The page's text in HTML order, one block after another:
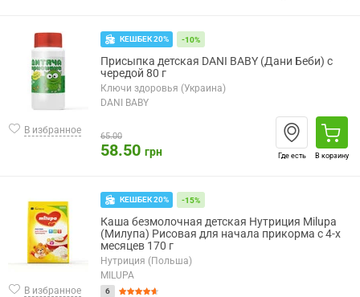
В избранное
КЕШБЕК 20% -10%
Присыпка детская DANI BABY (Дани Беби) с
чередой 80 г
Ключи здоровья (Украина)
DANI BABY
65.00
58.50 грн Где есть В корзину
В избранное
КЕШБЕК 20% -15%
Каша безмолочная детская Нутриция Milupa
(Милупа) Рисовая для начала прикорма с 4-х
месяцев 170 г
Нутриция (Польша)
MILUPA
6